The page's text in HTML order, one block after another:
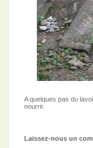
A quelques pas du
nourrir.
Laissez-nous un